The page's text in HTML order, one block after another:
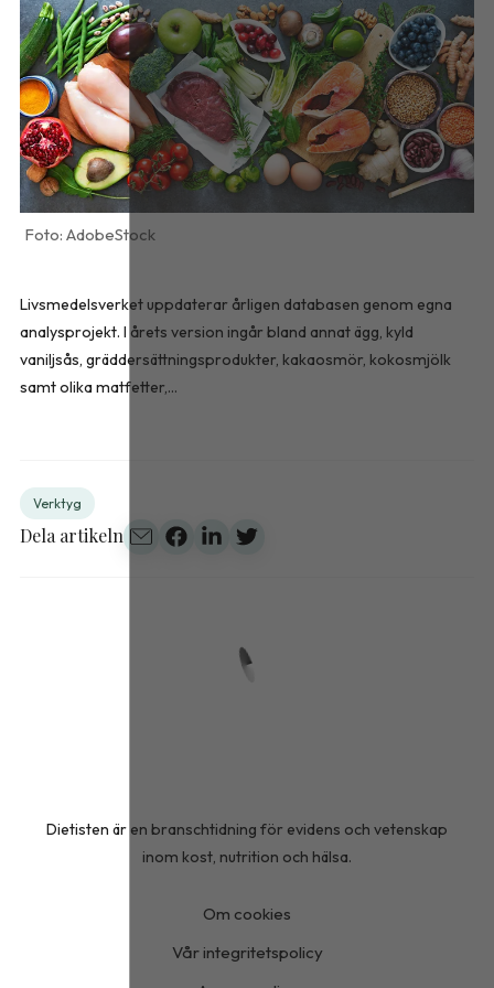
AdobeStock
Livsmedelsverket uppdaterar årligen databasen genom egna
analysprojekt. I årets version ingår bland annat ägg, kyld
vaniljsås, gräddersättningsprodukter, kakaosmör, kokosmjölk
samt olika matfetter,...
Verktyg
Dela artikeln
Dietisten är en branschtidning för evidens och vetenskap
inom kost, nutrition och hälsa.
Om cookies
Vår integritetspolicy